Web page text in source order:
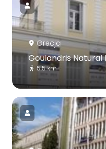
Grecja
Goulandris Natural
5.5 km